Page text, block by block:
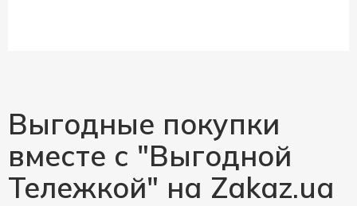
Выгодные покупки
вместе с "Выгодной
Тележкой" на Zakaz.ua